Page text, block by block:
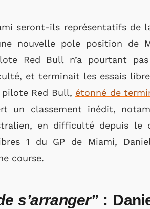
seront-ils représentatifs de
nouvelle pole position de
Red Bull n’a pourtant
et terminait les essais
Red Bull, étonné de
un classement inédit,
en difficulté depuis
1 du GP de Miami,
course.
s’arranger”: